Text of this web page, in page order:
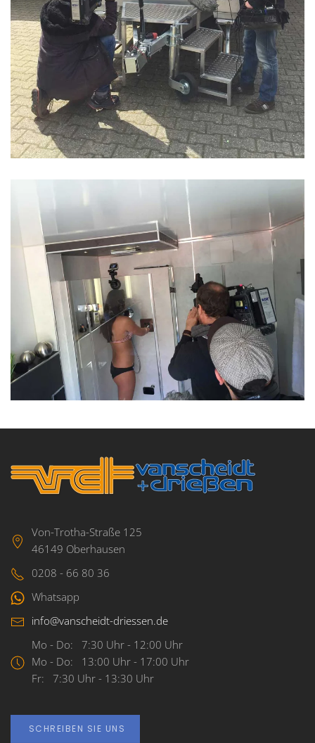
Von-Trotha-Straße 125
46149 Oberhausen
0208 - 66 80 36
Whatsapp
info@vanscheidt-driessen.de
Mo - Do: 7:30 Uhr - 12:00 Uhr
Mo - Do: 13:00 Uhr - 17:00 Uhr
Fr: 7:30 Uhr - 13:30 Uhr
SCHREIBEN SIE UNS